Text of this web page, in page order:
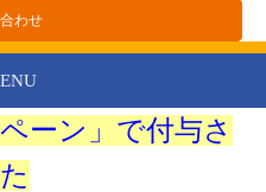
わせ
ーン」で付与さ